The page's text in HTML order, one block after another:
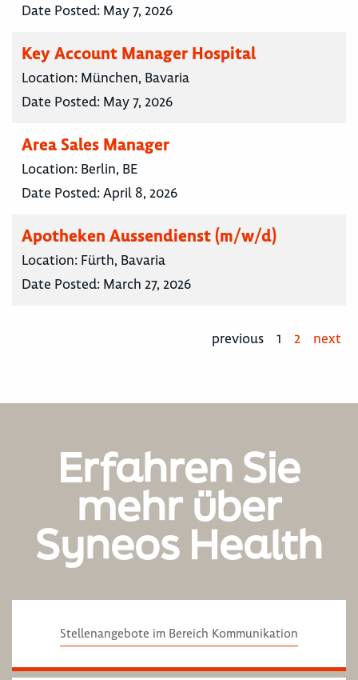
Date Posted: May 7, 2026
Key Account Manager Hospital
Location: München, Bavaria
Date Posted: May 7, 2026
Area Sales Manager
Location: Berlin, BE
Date Posted:April 8, 2026
Apotheken Aussendienst (m/w/d)
Location: Fürth, Bavaria
Date Posted: March 27, 2026
previous 1 2 next
Erfahren Sie
mehr über
Syneos Health
Stellenangebote im Bereich Kommunikation